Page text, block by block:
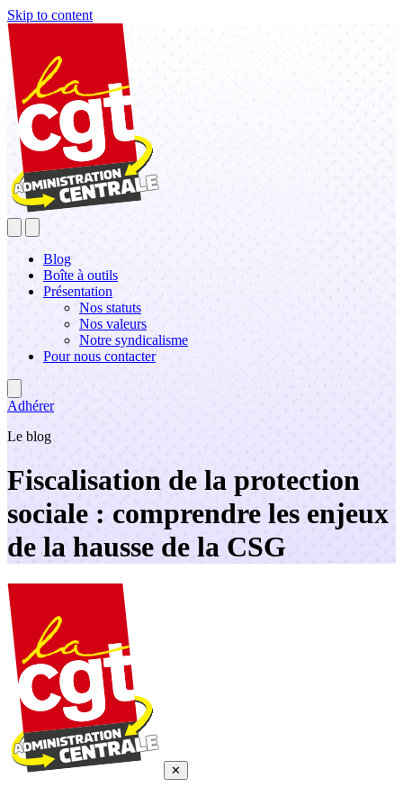
Skip to content
Blog
Boîte à outils
Présentation
Nos statuts
Nos valeurs
Notre syndicalisme
Pour nous contacter
Adhérer
Le blog
Fiscalisation de la protection
sociale : comprendre les enjeux
de la hausse de la CSG
✕